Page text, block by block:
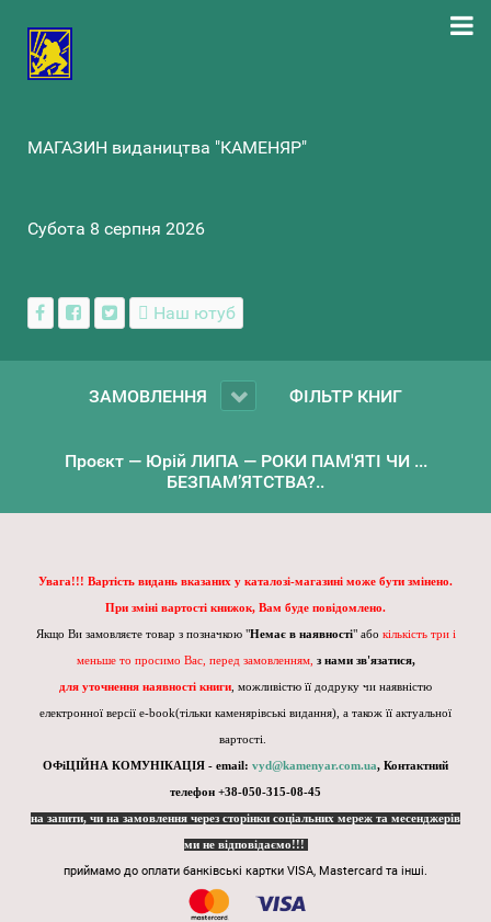
МАГАЗИН видаництва "КАМЕНЯР"
Субота 8 серпня 2026
Наш ютуб
ЗАМОВЛЕННЯ ФІЛЬТР КНИГ
Проєкт — Юрій ЛИПА — РОКИ ПАМ'ЯТІ ЧИ ...
БЕЗПАМ’ЯТСТВА?..
Увага!!! Вартість видань вказаних у каталозі-магазині може бути змінено.
При зміні вартості книжок, Вам буде повідомлено.
Якщо Ви замовляєте товар з позначкою "Немає в наявності" або кількість три і
меньше то просимо Вас, перед замовленням, з нами зв'язатися,
для уточнення наявності книги , можливістю її додруку чи наявністю
електронної версії e-book(тільки каменярівські видання), а також її актуальної
вартості.
ОФіЦІЙНА КОМУНІКАЦІЯ - email: vyd@kamenyar.com.ua, Контактний
телефон +38-050-315-08-45
на запити, чи на замовлення через сторінки соціальних мереж та месенджерів
ми не відповідаємо!!!
приймамо до оплати банківські картки VISA, Mastercard та інші.